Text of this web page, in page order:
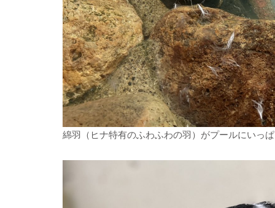
綿羽（ヒナ特有のふわふわの羽）がプールにいっ